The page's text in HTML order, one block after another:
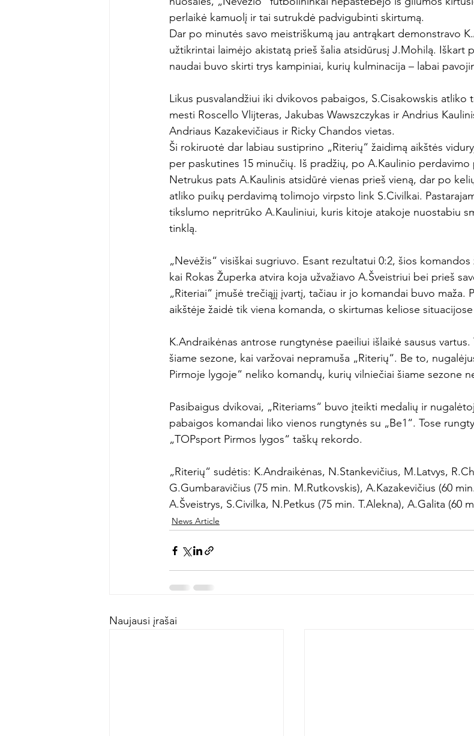
perlaikė kamuolį ir tai sutrukdė padvigubinti skirtumą.
Dar po minutės savo meistriškumą jau antrąkart demonstravo
užtikrintai laimėjo akistatą prieš šalia atsidūrusį J.Mohilą. Iškart
naudai buvo skirti trys kampiniai, kurių kulminacija – labai
Likus pusvalandžiui iki dvikovos pabaigos, S.Cisakowskis
mesti Roscello Vlijteras, Jakubas Wawszczykas ir Andrius
Andriaus Kazakevičiaus ir Ricky Chandos vietas.
Ši rokiruotė dar labiau sustiprino „Riterių“ žaidimą aikštės
per paskutines 15 minučių. Iš pradžių, po A.Kaulinio perdavimo
Netrukus pats A.Kaulinis atsidūrė vienas prieš vieną, dar po
atliko puikų perdavimą tolimojo virpsto link S.Civilkai.
tikslumo nepritrūko A.Kauliniui, kuris kitoje atakoje nuostabiu
tinklą.
„Nevėžis“ visiškai sugriuvo. Esant rezultatui 0:2, šios
kai Rokas Župerka atvira koja užvažiavo A.Šveistriui bei prieš
„Riteriai“ įmušė trečiąjį įvartį, tačiau ir jo komandai buvo maža.
aikštėje žaidė tik viena komanda, o skirtumas keliose
K.Andraikėnas antrose rungtynėse paeiliui išlaikė sausus
šiame sezone, kai varžovai nepramuša „Riterių“. Be to,
Pirmoje lygoje“ neliko komandų, kurių vilniečiai šiame sezone
Pasibaigus dvikovai, „Riteriams“ buvo įteikti medalių ir
pabaigos komandai liko vienos rungtynės su „Be1“. Tose
„TOPsport Pirmos lygos“ taškų rekordo.
„Riterių“ sudėtis: K.Andraikėnas, N.Stankevičius, M.Latvys,
G.Gumbaravičius (75 min. M.Rutkovskis), A.Kazakevičius (60
A.Šveistrys, S.Civilka, N.Petkus (75 min. T.Alekna), A.Galita (60
News Article
Naujausi įrašai